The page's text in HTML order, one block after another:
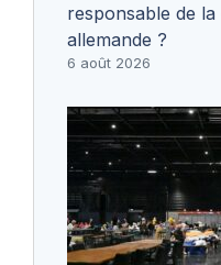
responsable de
allemande ?
6 août 2026